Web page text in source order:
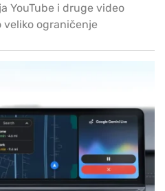
YouTube i druge video
veliko ograničenje